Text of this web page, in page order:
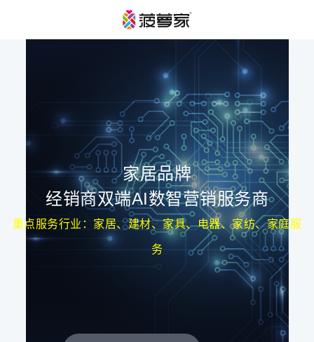
家居品牌
经销商双端AI数智营销服务商
重点服务行业：家居、建材、家具、电器、家纺、家庭服
务